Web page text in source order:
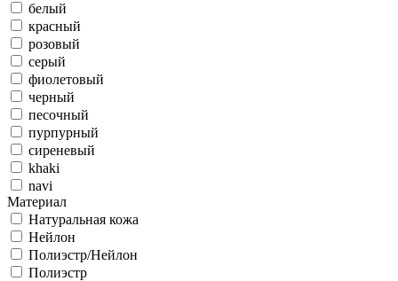
белый
красный
розовый
серый
фиолетовый
черный
песочный
пурпурный
сиреневый
khaki
navi
Материал
Натуральная кожа
Нейлон
Полиэстр/Нейлон
Полиэстр